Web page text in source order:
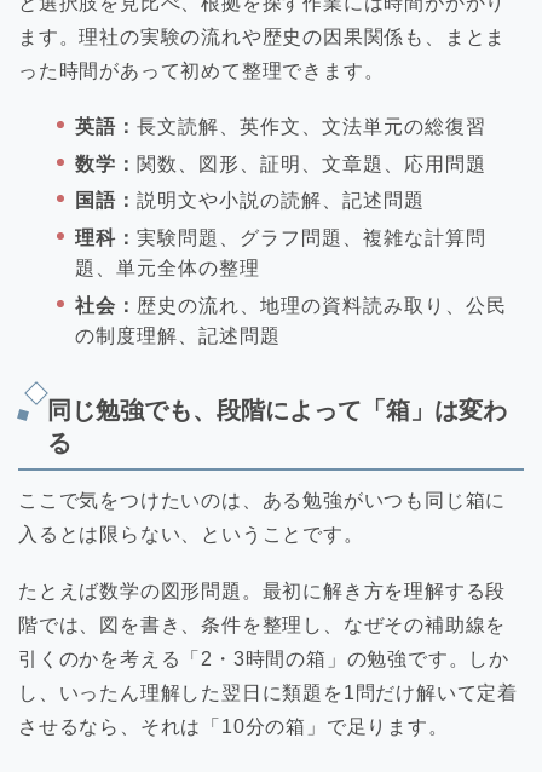
ます。理社の実験の流れや歴史の因果関係も、まとま
った時間があって初めて整理できます。
英語：長文読解、英作文、文法単元の総復習
数学： 関数、図形、証明、文章題、応用問題
国語：説明文や小説の読解、記述問題
理科：実験問題、グラフ問題、複雑な計算問
題、単元全体の整理
社会： 歴史の流れ、地理の資料読み取り、公民
の制度理解、記述問題
同じ勉強でも、段階によって「箱」は変わ
る
ここで気をつけたいのは、ある勉強がいつも同じ箱に
入るとは限らない、ということです。
たとえば数学の図形問題。最初に解き方を理解する段
階では、図を書き、条件を整理し、なぜその補助線を
引くのかを考える「2・3時間の箱」の勉強です。しか
し、いったん理解した翌日に類題を1問だけ解いて定着
させるなら、それは「10分の箱」で足ります。